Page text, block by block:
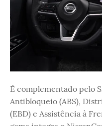
É complementado pelo
Antibloqueio (ABS),
(EBD) e Assistência à